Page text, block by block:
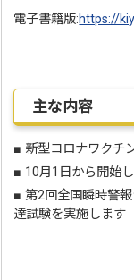
電子書籍版:https://
主な内容
■ 新型コロナワクチ
■ 10月1日から開始
■ 第2回全国瞬時警
達試験を実施します